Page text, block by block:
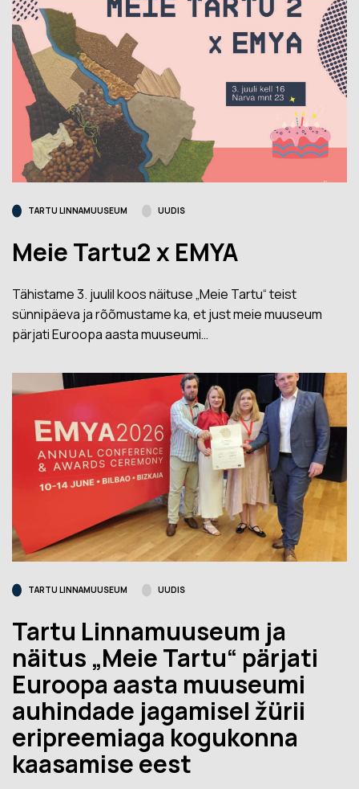
TARTU LINNAMUUSEUM UUDIS
Meie Tartu2 x EMYA
Tähistame 3. juulil koos näituse „Meie Tartu“ teist
sünnipäeva ja rõõmustame ka, et just meie muuseum
pärjati Euroopa aasta muuseumi…
TARTU LINNAMUUSEUM UUDIS
Tartu Linnamuuseum ja
näitus „Meie Tartu“ pärjati
Euroopa aasta muuseumi
auhindade jagamisel žürii
eripreemiaga kogukonna
kaasamise eest